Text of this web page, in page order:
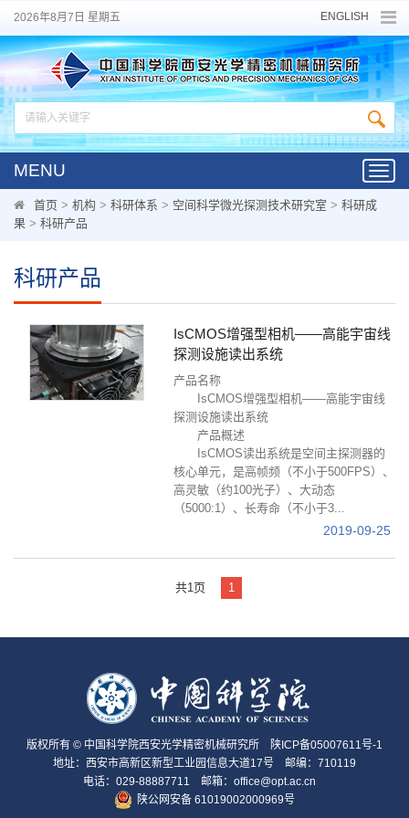
2026年8月7日 星期五 ENGLISH
MENU
首页 > 机构 > 科研体系 > 空间科学微光探测技术研究室 > 科研成
果 > 科研产品
科研产品
IsCMOS增强型相机——高能宇宙线
探测设施读出系统
产品名称
IsCMOS增强型相机——高能宇宙线
探测设施读出系统
产品概述
IsCMOS读出系统是空间主探测器的
核心单元，是高帧频（不小于500FPS）、
高灵敏（约100光子）、大动态
（5000:1）、长寿命（不小于3...
2019-09-25
共1页 1
版权所有 © 中国科学院西安光学精密机械研究所
陕ICP备05007611号-1
地址：西安市高新区新型工业园信息大道17号 邮编：710119
电话：029-88887711 邮箱：office@opt.ac.cn
陕公网安备 61019002000969号